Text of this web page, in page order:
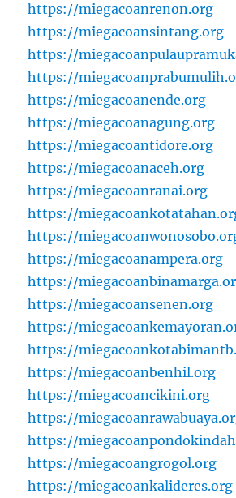
https://miegacoanrenon.org
https://miegacoansintang.org
https://
https://
https://miegacoanende.org
https://miegacoanagung.org
https://miegacoantidore.org
https://miegacoanaceh.org
https://miegacoanranai.org
https://
https://
https://miegacoanampera.org
https://
https://miegacoansenen.org
https://
https://
https://miegacoanbenhil.org
https://miegacoancikini.org
https://
https://
https://miegacoangrogol.org
https://miegacoankalideres.org